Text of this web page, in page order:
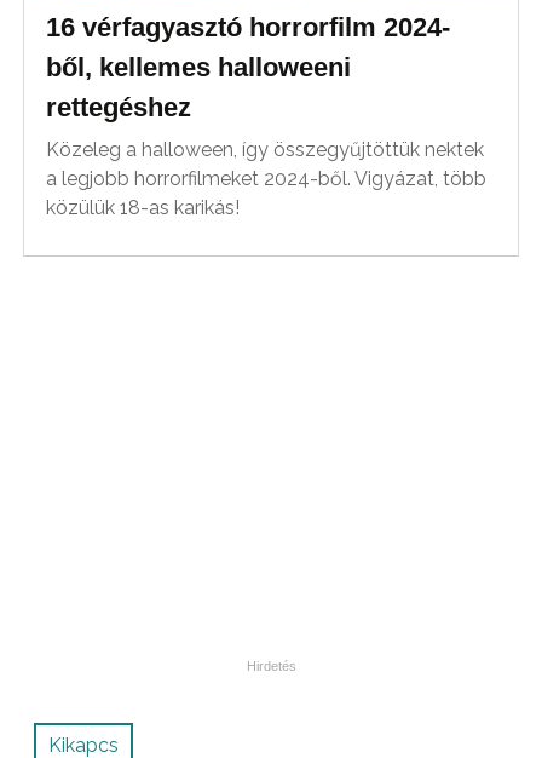
16 vérfagyasztó horrorfilm 2024-
ből, kellemes halloweeni
rettegéshez
Közeleg a halloween, így összegyűjtöttük nektek
a legjobb horrorfilmeket 2024-ből. Vigyázat, több
közülük 18-as karikás!
Kikapcs